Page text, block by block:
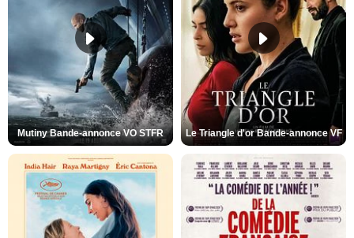
Mutiny Bande-annonce VO STFR Le Triangle d'or Bande-annonce VF